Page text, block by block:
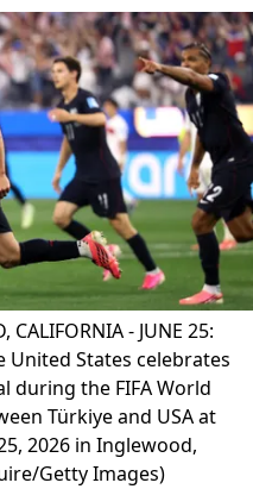
CALIFORNIA - JUNE 25:
United States celebrates
during the FIFA World
Türkiye and USA at
2026 in Inglewood,
Getty Images)